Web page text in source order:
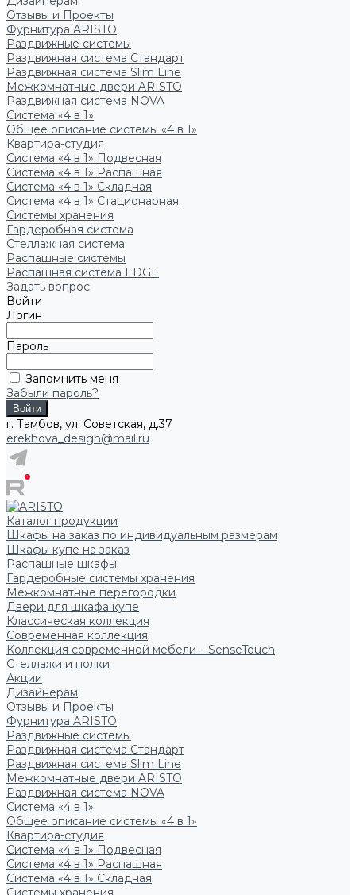
Отзывы и Проекты
Фурнитура ARISTO
Раздвижные системы
Раздвижная система Стандарт
Раздвижная система Slim Line
Межкомнатные двери ARISTO
Раздвижная система NOVA
Система «4 в 1»
Общее описание системы «4 в 1»
Квартира-студия
Система «4 в 1» Подвесная
Система «4 в 1» Распашная
Система «4 в 1» Складная
Система «4 в 1» Стационарная
Системы хранения
Гардеробная система
Стеллажная система
Распашные системы
Распашная система EDGE
Задать вопрос
Войти
Логин
Пароль
Запомнить меня
Забыли пароль?
г. Тамбов, ул. Советская, д.37
erekhova_design@mail.ru
Каталог продукции
Шкафы на заказ по индивидуальным размерам
Шкафы купе на заказ
Распашные шкафы
Гардеробные системы хранения
Межкомнатные перегородки
Двери для шкафа купе
Классическая коллекция
Современная коллекция
Коллекция современной мебели – SenseTouch
Стеллажи и полки
Акции
Дизайнерам
Отзывы и Проекты
Фурнитура ARISTO
Раздвижные системы
Раздвижная система Стандарт
Раздвижная система Slim Line
Межкомнатные двери ARISTO
Раздвижная система NOVA
Система «4 в 1»
Общее описание системы «4 в 1»
Квартира-студия
Система «4 в 1» Подвесная
Система «4 в 1» Распашная
Система «4 в 1» Складная